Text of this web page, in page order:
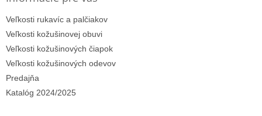
Veľkosti rukavíc a palčiakov
Veľkosti kožušinovej obuvi
Veľkosti kožušinových čiapok
Veľkosti kožušinových odevov
Predajňa
Katalóg 2024/2025